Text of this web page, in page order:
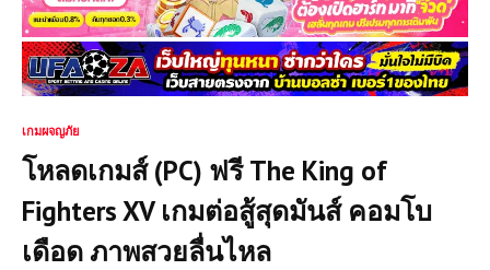
เกมผจญภัย
โหลดเกมส์ (PC) ฟรี The King of
Fighters XV เกมต่อสู้สุดมันส์ คอมโบ
เดือด ภาพสวยลื่นไหล